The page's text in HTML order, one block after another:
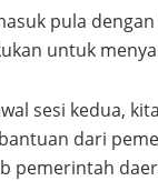
pula
untuk
sesi kedua,
dari
pemerintah